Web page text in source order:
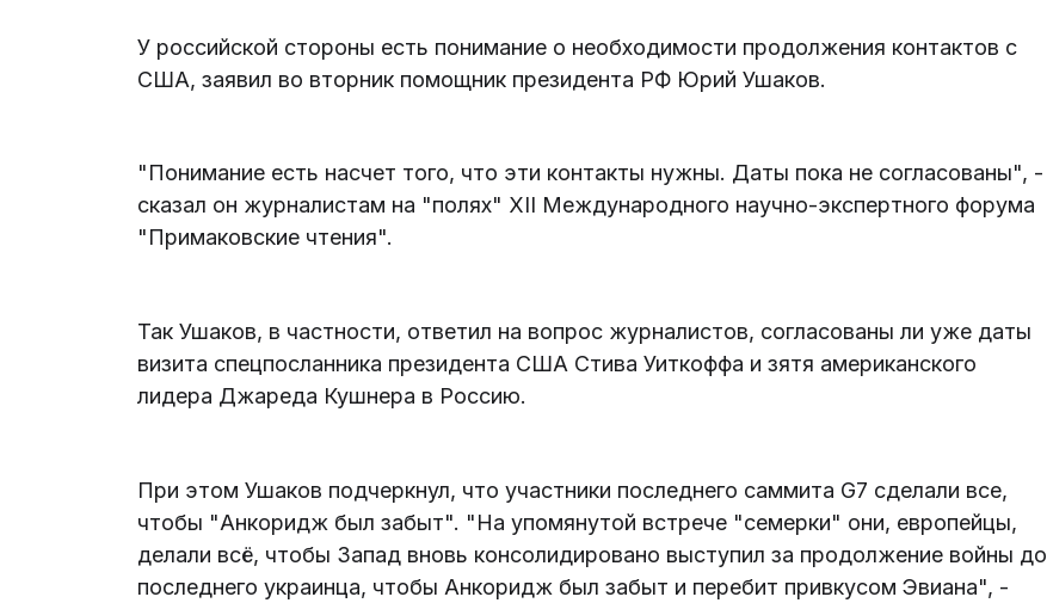
У российской стороны есть понимание о необходимости продолжения контактов с
США, заявил во вторник помощник президента РФ Юрий Ушаков.
"Понимание есть насчет того, что эти контакты нужны. Даты пока не согласованы", -
сказал он журналистам на "полях" XII Международного научно-экспертного форума
"Примаковские чтения".
Так Ушаков, в частности, ответил на вопрос журналистов, согласованы ли уже даты
визита спецпосланника президента США Стива Уиткоффа и зятя американского
лидера Джареда Кушнера в Россию.
При этом Ушаков подчеркнул, что участники последнего саммита G7 сделали все,
чтобы "Анкоридж был забыт". "На упомянутой встрече "семерки" они, европейцы,
делали всё, чтобы Запад вновь консолидировано выступил за продолжение войны до
последнего украинца, чтобы Анкоридж был забыт и перебит привкусом Эвиана", -